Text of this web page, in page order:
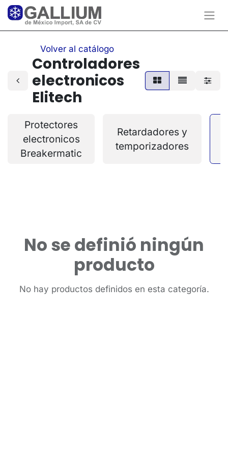
Volver al catálogo
Controladores
electronicos
Elitech
Protectores
electronicos
Breakermatic
Retardadores y
temporizadores
No se definió ningún
producto
No hay productos definidos en esta categoría.